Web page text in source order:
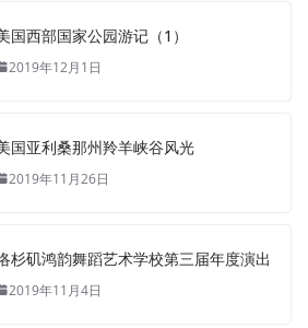
国西部国家公园游记（1）
2019年12月1日
国亚利桑那州羚羊峡谷风光
2019年11月26日
杉矶鸿韵舞蹈艺术学校第三届年度演出
2019年11月4日